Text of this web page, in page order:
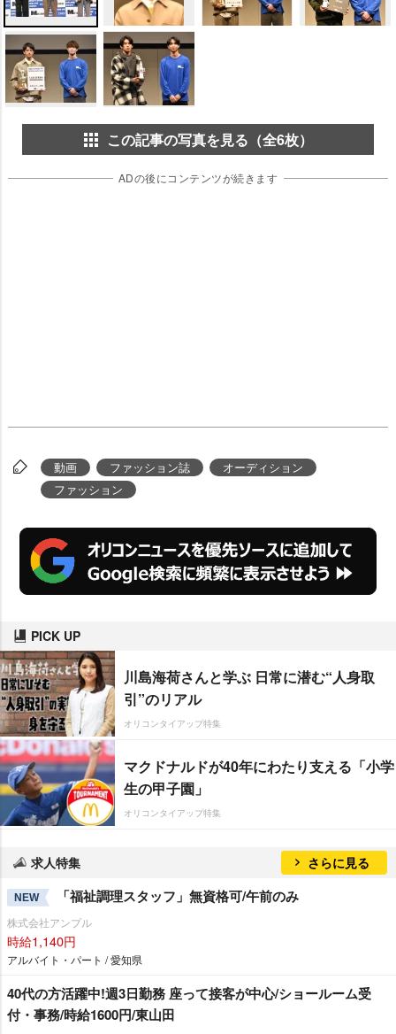
この記事の写真を見る（全6枚）
ADの後にコンテンツが続きます
動画 ファッション誌
オーディション
ファッション
PICK UP
川島海荷さんと学ぶ 日常に潜む“人身取
引”のリアル
オリコンタイアップ特集
マクドナルドが40年にわたり支える「小学
生の甲子園」
オリコンタイアップ特集
求人特集 さらに見る
NEW 「福祉調理スタッフ」無資格可/午前のみ
株式会社アンプル
時給1,140円
アルバイト・パート / 愛知県
40代の方活躍中!週3日勤務 座って接客が中心/ショールーム受
付・事務/時給1600円/東山田